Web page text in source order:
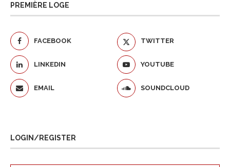
PREMIÈRE LOGE
FACEBOOK TWITTER
LINKEDIN YOUTUBE
EMAIL SOUNDCLOUD
LOGIN/REGISTER